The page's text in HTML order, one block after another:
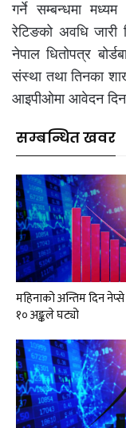
गर्ने सम्बन्धमा
रेटिङको अवधि जारी
नेपाल धितोपत्र
संस्था तथा तिनका
आइपीओमा आवेदन
सम्बन्धित खवर
महिनाको अन्तिम दिन
१० अङ्कले घट्यो